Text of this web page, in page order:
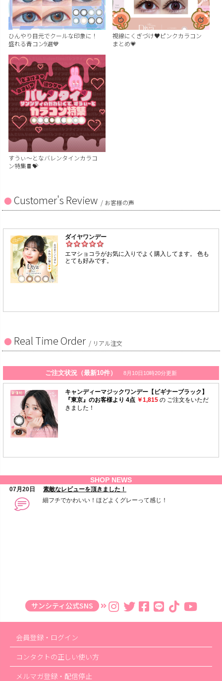
ひんやり目元でクールな印象に！
盛れる青コン9選💙
視線にくぎづけ♥ピンクカラコン
まとめ💗
すうぃ～となバレンタインカラコ
ン特集🍫💝
Customer's Review / お客様の声
Real Time Order / リアル注文
サンシティ公式SNS
会員登録・ログイン
コンタクトの正しい使い方
メルマガ登録・配信停止